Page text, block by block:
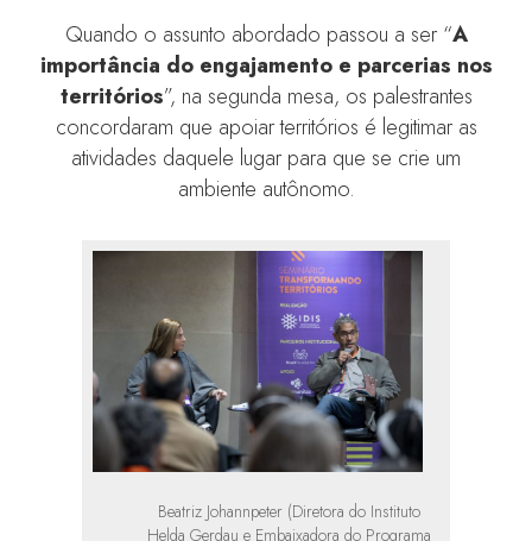
Quando o assunto abordado passou a ser “A
importância do engajamento e parcerias nos
territórios”, na segunda mesa, os palestrantes
concordaram que apoiar territórios é legitimar as
atividades daquele lugar para que se crie um
ambiente autônomo.
Beatriz Johannpeter (Diretora do Instituto
Helda Gerdau e Embaixadora do Programa